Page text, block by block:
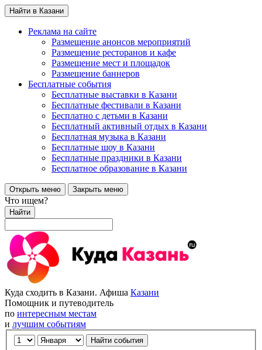
Найти в Казани
Реклама на сайте
Размещение анонсов мероприятий
Размещение ресторанов и кафе
Размещение мест и площадок
Размещение баннеров
Бесплатные события
Бесплатные выставки в Казани
Бесплатные фестивали в Казани
Бесплатно с детьми в Казани
Бесплатный активный отдых в Казани
Бесплатная музыка в Казани
Бесплатные шоу в Казани
Бесплатные праздники в Казани
Бесплатное образование в Казани
Открыть меню Закрыть меню
Что ищем?
Найти
Куда сходить в Казани. Афиша Казани
Помощник и путеводитель
по интересным местам
и лучшим событиям